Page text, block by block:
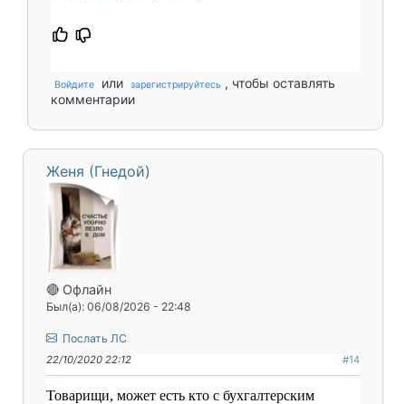
Войдите или зарегистрируйтесь , чтобы оставлять
комментарии
Женя (Гнедой)
🔴 Офлайн
Был(а): 06/08/2026 - 22:48
Послать ЛС
22/10/2020 22:12 #14
Товарищи, может есть кто с бухгалтерским